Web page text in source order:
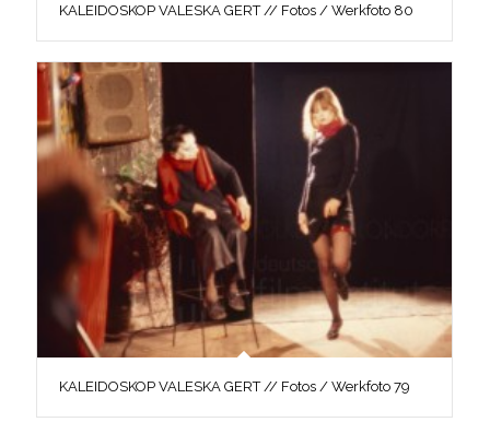
KALEIDOSKOP VALESKA GERT // Fotos / Werkfoto 80
KALEIDOSKOP VALESKA GERT // Fotos / Werkfoto 79